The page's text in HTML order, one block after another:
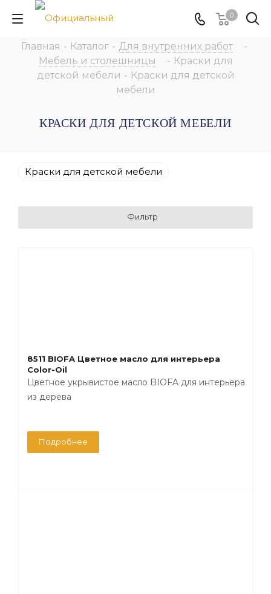
0
Главная - Каталог - Для внутренних работ
-
Мебель и столешницы
- Краски для
детской мебели - Краски для детской
мебели
КРАСКИ ДЛЯ ДЕТСКОЙ МЕБЕЛИ
Краски для детской мебели
Фильтр
8511 BIOFA Цветное масло для интерьера
Color-Oil
Цветное укрывистое масло BIOFA для интерьера
из дерева
Подробнее